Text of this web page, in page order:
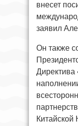
внесет
заявил
Он также
Директива
Китайской